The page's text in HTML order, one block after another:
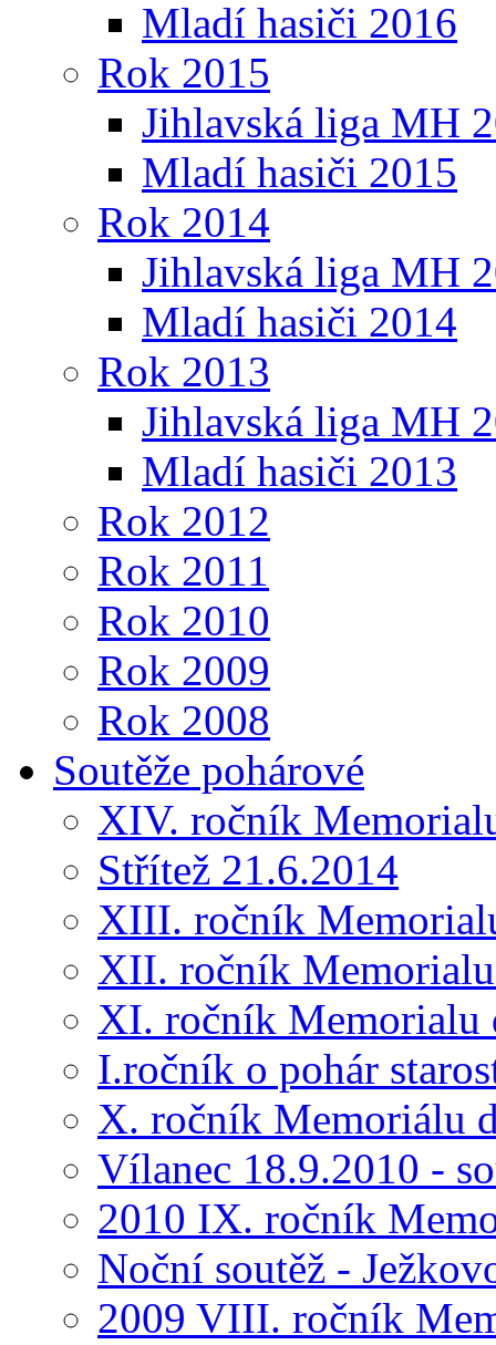
Mladí hasiči 2016
Rok 2015
Jihlavská liga MH
Mladí hasiči 2015
Rok 2014
Jihlavská liga MH
Mladí hasiči 2014
Rok 2013
Jihlavská liga MH
Mladí hasiči 2013
Rok 2012
Rok 2011
Rok 2010
Rok 2009
Rok 2008
Soutěže pohárové
XIV. ročník
Střítež 21.6.2014
XIII. ročník
XII. ročník
XI. ročník Memorialu
I.ročník o pohár
X. ročník Memoriálu
Vílanec 18.9.2010 -
2010 IX. ročník
Noční soutěž -
2009 VIII. ročník